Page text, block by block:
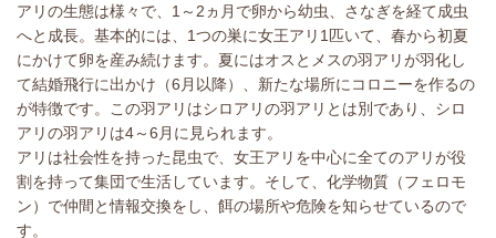
アリの生態は様々で、1～2ヵ月で卵から幼虫、さなぎを経て成虫
へと成長。基本的には、1つの巣に女王アリ1匹いて、春から初夏
にかけて卵を産み続けます。夏にはオスとメスの羽アリが羽化し
て結婚飛行に出かけ（6月以降）、新たな場所にコロニーを作るの
が特徴です。この羽アリはシロアリの羽アリとは別であり、シロ
アリの羽アリは4～6月に見られます。
アリは社会性を持った昆虫で、女王アリを中心に全てのアリが役
割を持って集団で生活しています。そして、化学物質（フェロモ
ン）で仲間と情報交換をし、餌の場所や危険を知らせているので
す。